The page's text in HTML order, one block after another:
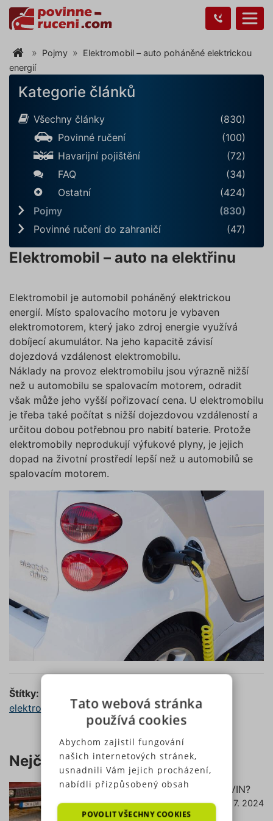
Pojmy
Elektromobil – auto poháněné elektrickou
energií
Kategorie článků
Všechny články
(830)
Povinné ručení
(100)
Havarijní pojištění
(72)
FAQ
(34)
Ostatní
(424)
Pojmy
(830)
Povinné ručení do zahraničí
(47)
Elektromobil – auto na elektřinu
Elektromobil je automobil poháněný elektrickou
energií. Místo spalovacího motoru je vybaven
elektromotorem, který jako zdroj energie využívá
dobíjecí akumulátor. Na jeho kapacitě závisí
dojezdová vzdálenost elektromobilu.
Náklady na provoz elektromobilu jsou výrazně nižší
než u automobilu se spalovacím motorem, odradit
však může jeho vyšší pořizovací cena. U elektromobilu
je třeba také počítat s nižší dojezdovou vzdáleností a
určitou dobou potřebnou pro nabití baterie. Protože
elektromobily neprodukují výfukové plyny, je jejich
dopad na životní prostředí lepší než u automobilů se
spalovacím motorem.
Štítky:
elektromobil
| emise|vozidlo
Nejčtenější články
Jak zjistit pojištění podle RZ (SPZ) a VIN?
číst dále 18. 7. 2024
Tato webová stránka
používá cookies
Abychom zajistil fungování
našich internetových stránek,
usnadnili Vám jejich procházení,
nabídli přizpůsobený obsah
analyzovat návštěvnost,
POVOLIT VŠECHNY COOKIES